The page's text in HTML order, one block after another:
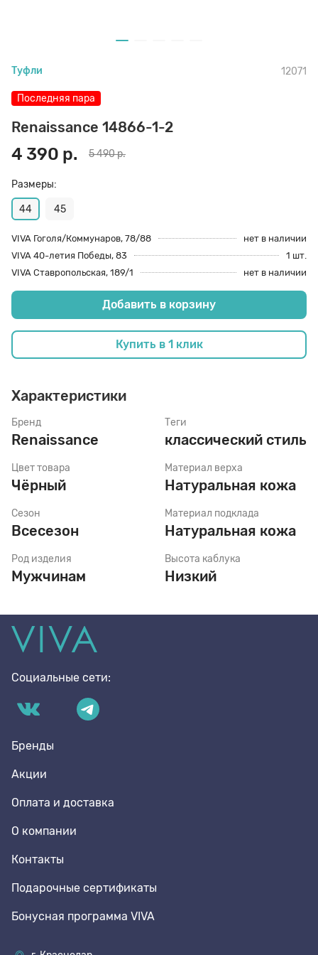
Туфли 12071
Последняя пара
Renaissance 14866-1-2
4 390 р. 5 490 р.
Размеры:
44 45
VIVA Гоголя/Коммунаров, 78/88
нет в наличии
VIVA 40-летия Победы, 83
1 шт.
VIVA Ставропольская, 189/1
нет в наличии
Добавить в корзину
Купить в 1 клик
Характеристики
Бренд
Renaissance
Цвет товара
Чёрный
Сезон
Всесезон
Род изделия
Мужчинам
Теги
классический стиль
Материал верха
Натуральная кожа
Материал подклада
Натуральная кожа
Высота каблука
Низкий
Социальные сети:
Бренды
Акции
Оплата и доставка
О компании
Контакты
Подарочные сертификаты
Бонусная программа VIVA
8 den
Полустельки
Пропитка
Растяжитель и Очиститель
Рожки
Салфетки